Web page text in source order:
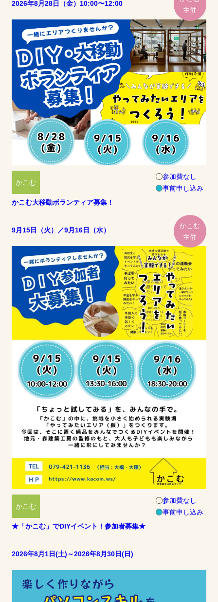
2026年8月28日（金）10:00〜12:00
主催
かこむ
参加費なし
事前申し込み
かこむ大移動ボランティア募集！
9月15日（火）／9月16日（水）
かこむ
主催
かこむ
参加費なし
事前申し込み
★「かこむ」でDIYイベント！参加者募集★
2026年8月1日(土)～2026年8月30日(日)